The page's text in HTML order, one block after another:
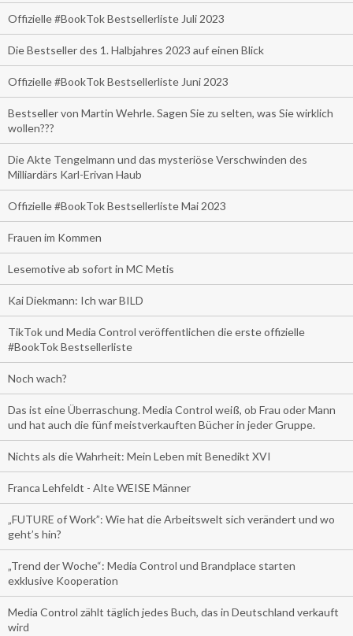
Offizielle #BookTok Bestsellerliste Juli 2023
Die Bestseller des 1. Halbjahres 2023 auf einen Blick
Offizielle #BookTok Bestsellerliste Juni 2023
Bestseller von Martin Wehrle. Sagen Sie zu selten, was Sie wirklich
wollen???
Die Akte Tengelmann und das mysteriöse Verschwinden des
Milliardärs Karl-Erivan Haub
Offizielle #BookTok Bestsellerliste Mai 2023
Frauen im Kommen
Lesemotive ab sofort in MC Metis
Kai Diekmann: Ich war BILD
TikTok und Media Control veröffentlichen die erste offizielle
#BookTok Bestsellerliste
Noch wach?
Das ist eine Überraschung. Media Control weiß, ob Frau oder Mann
und hat auch die fünf meistverkauften Bücher in jeder Gruppe.
Nichts als die Wahrheit: Mein Leben mit Benedikt XVI
Franca Lehfeldt - Alte WEISE Männer
„FUTURE of Work”: Wie hat die Arbeitswelt sich verändert und wo
geht’s hin?
„Trend der Woche“: Media Control und Brandplace starten
exklusive Kooperation
Media Control zählt täglich jedes Buch, das in Deutschland verkauft
wird